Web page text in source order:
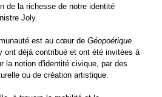
de la richesse de notre identité
Joly.
est au cœur de Géopoétique
ont déjà contribué et ont été invitées à
la notion d'identité civique, par des
ou de création artistique.